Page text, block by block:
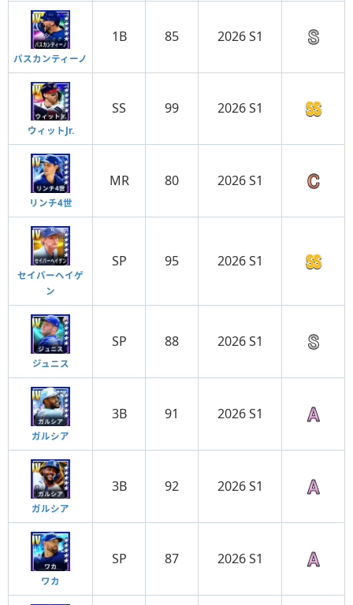
パスカンティーノ
1B 85 2026 S1
ウィットJr.
SS 99 2026 S1
リンチ4世
MR 80 2026 S1
セイバーヘイゲ
ン
SP 95 2026 S1
ジュニス
SP 88 2026 S1
ガルシア
3B 91 2026 S1
ガルシア
3B 92 2026 S1
ワカ
SP 87 2026 S1